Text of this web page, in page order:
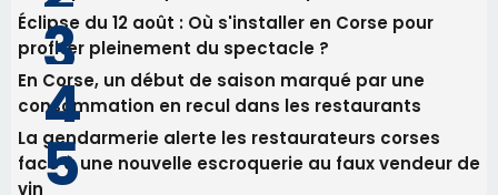
Newsletter
Inscrivez-vous à la newsletter de CNI et recevez par
email les infos les plus importantes et une sélection de
nos meilleurs articles